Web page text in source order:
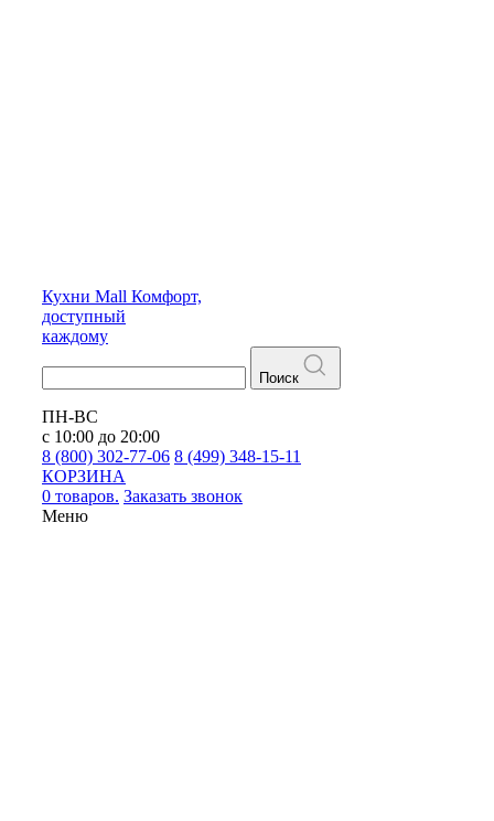
Кухни Mall Комфорт,
доступный
каждому
Поиск
ПН-ВС
с 10:00 до 20:00
8 (800) 302-77-06 8 (499) 348-15-11
КОРЗИНА
0 товаров. Заказать звонок
Меню